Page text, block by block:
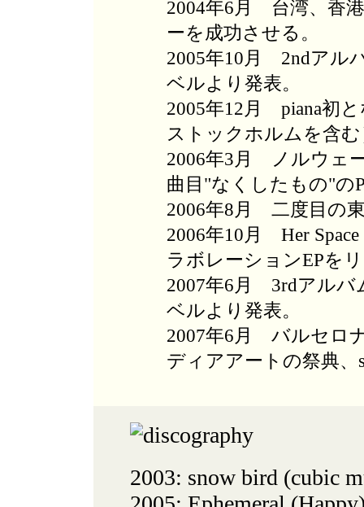
2004年6月 台湾、香
ーを成功させる。
2005年10月 2ndアル
ベルより発表。
2005年12月 piana初
ストックホルムを含
2006年3月 ノルウェ
曲目"なくしたもの"の
2006年8月 二度目の
2006年10月 Her Space
ラボレーションEPを
2007年6月 3rdアルバ
ベルより発表。
2007年6月 バルセロ
ディアアートの祭典、
2003: snow bird (cubic